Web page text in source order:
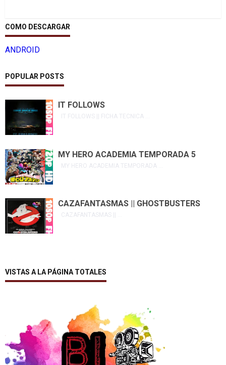
COMO DESCARGAR
ANDROID
POPULAR POSTS
IT FOLLOWS
IT FOLLOWS || FICHA TECNICA ...
MY HERO ACADEMIA TEMPORADA 5
MY HERO ACADEMIA TEMPORADA ...
CAZAFANTASMAS || GHOSTBUSTERS
CAZAFANTASMAS || ...
VISTAS A LA PÁGINA TOTALES